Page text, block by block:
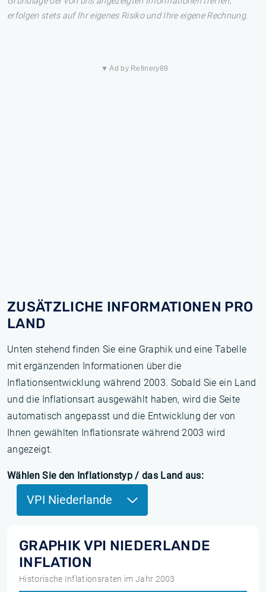
erfolgen stets auf Ihr eigenes Risiko und Ihre eigene Rechnung.
▼ Ad by Refinery89
ZUSÄTZLICHE INFORMATIONEN PRO
LAND
Unten stehend finden Sie eine Graphik und eine Tabelle
mit ergänzenden Informationen über die
Inflationsentwicklung während 2003. Sobald Sie ein Land
und die Inflationsart ausgewählt haben, wird die Seite
automatisch angepasst und die Entwicklung der von
Ihnen gewählten Inflationsrate während 2003 wird
angezeigt.
Wählen Sie den Inflationstyp / das Land aus:
VPI Niederlande
GRAPHIK VPI NIEDERLANDE
INFLATION
Historische Inflationsraten im Jahr 2003